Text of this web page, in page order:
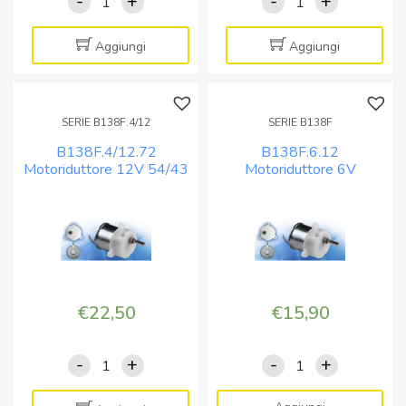
Motoriduttore
12V
108/36
Aggiungi
Motoridut
12V
6,5/5,3
Aggiungi
SERIE B138F.4/12
B138F.4/12.72
Motoriduttore 12V 54/43
€22,50
-
B138F.4/12.72
Motoriduttore
+
SERIE B138F
B138F.6.12
Motoriduttore 6V
€15,90
-
B138F.6.12
Motoriduttore
+